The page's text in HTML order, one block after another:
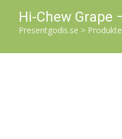
Hi-Chew Grape
Presentgodis.se >